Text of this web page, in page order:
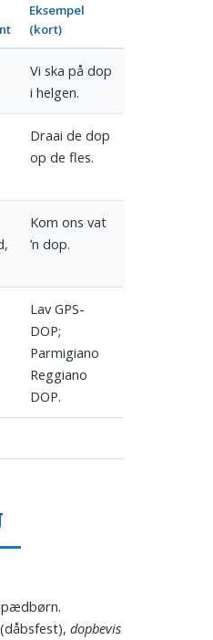
Eksempel
(kort)
Vi ska på dop
i helgen.
Draai de dop
op de fles.
Kom ons vat
’n dop.
Lav GPS-
DOP;
Parmigiano
Reggiano
DOP.
dopbevis